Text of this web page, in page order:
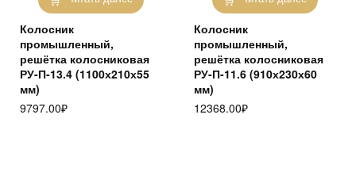
Колосник
промышленный,
решётка колосниковая
РУ-П-13.4 (1100х210х55
мм)
9797.00₽
Колосник
промышленный,
решётка колосниковая
РУ-П-11.6 (910х230х60
мм)
12368.00₽